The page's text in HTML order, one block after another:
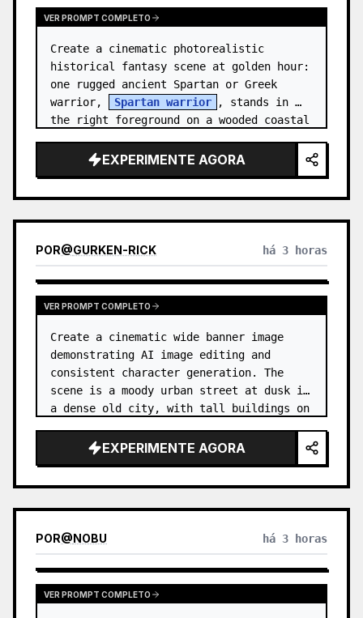
VER PROMPT COMPLETO
Create a cinematic photorealistic
historical fantasy scene at golden hour:
one rugged ancient Spartan or Greek
warrior,
Spartan warrior
, stands in
the right foreground on a wooded coastal
EXPERIMENTE AGORA
POR@GURKEN-RICK há 3 horas
VER PROMPT COMPLETO
Create a cinematic wide banner image
demonstrating AI image editing and
consistent character generation. The
scene is a moody urban street at dusk in
a dense old city, with tall buildings on
moving cars, soft streetlights,…
EXPERIMENTE AGORA
POR@NOBU há 3 horas
VER PROMPT COMPLETO